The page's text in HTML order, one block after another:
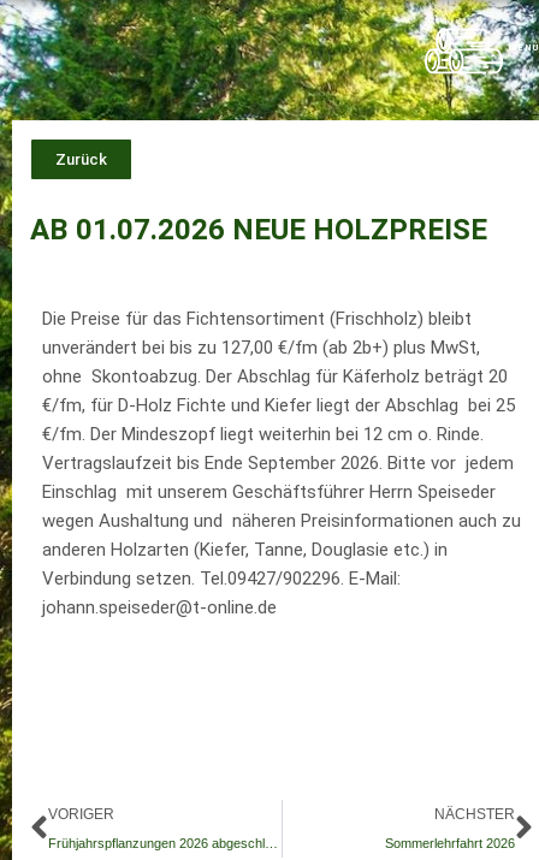
Zum
Inhalt
springen
MENÜ
Zurück
AB 01.07.2026 NEUE HOLZPREISE
Die Preise für das Fichtensortiment (Frischholz) bleibt
unverändert bei bis zu 127,00 €/fm (ab 2b+) plus MwSt,
ohne Skontoabzug. Der Abschlag für Käferholz beträgt 20
€/fm, für D-Holz Fichte und Kiefer liegt der Abschlag bei 25
€/fm. Der Mindeszopf liegt weiterhin bei 12 cm o. Rinde.
Vertragslaufzeit bis Ende September 2026. Bitte vor jedem
Einschlag mit unserem Geschäftsführer Herrn Speiseder
wegen Aushaltung und näheren Preisinformationen auch zu
anderen Holzarten (Kiefer, Tanne, Douglasie etc.) in
Verbindung setzen. Tel.09427/902296. E-Mail:
johann.speiseder@t-online.de
Zurück
VORIGER NÄCHSTER
Sommerlehrfahrt 2026